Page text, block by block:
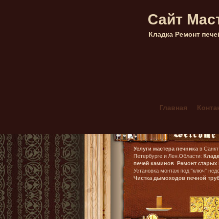
Сайт
Кладка Ремонт
Главная
Мангал
Печник в
Печник в
Печник в
Печник в
Печник Массив
Печь шведка
Услуги мастера печника в
Петербурге и Лен.Области:
печей каминов Ремонт старых
Установка монтаж под "ключ"
Чистка дымоходов печной